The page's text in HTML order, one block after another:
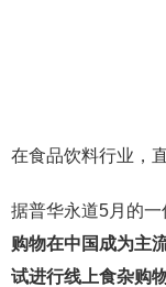
在食品饮料行业，
据普华永道5月的一
购物在中国成为主
试进行线上食杂购